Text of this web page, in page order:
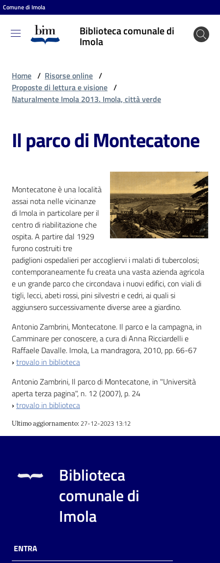
Vai al contenuto
Vai alla navigazione
Vai al footer
Comune di Imola
Biblioteca comunale di
Imola
Biblioteca
comunale
Cosa
Scopri
i
contenuti
Risorse
online
Casa
Archivio
storico
Decentrate
per
su
Home / Risorse online /
Proposte di lettura e visione /
Naturalmente Imola 2013. Imola, città verde
Il parco di Montecatone
Montecatone è una località
assai nota nelle vicinanze
di Imola in particolare per il
centro di riabilitazione che
ospita. A partire dal 1929
furono costruiti tre
padiglioni ospedalieri per accogliervi i malati di tubercolosi;
contemporaneamente fu creata una vasta azienda agricola
e un grande parco che circondava i nuovi edifici, con viali di
tigli, lecci, abeti rossi, pini silvestri e cedri, ai quali si
aggiunsero successivamente diverse aree a giardino.
Antonio Zambrini, Montecatone. Il parco e la campagna, in
Camminare per conoscere, a cura di Anna Ricciardelli e
Raffaele Davalle. Imola, La mandragora, 2010, pp. 66-67
›trovalo in biblioteca
Antonio Zambrini, Il parco di Montecatone, in "Università
aperta terza pagina", n. 12 (2007), p. 24
›trovalo in biblioteca
Ultimo aggiornamento: 27-12-2023 13:12
Biblioteca
comunale di
Imola
ENTRA